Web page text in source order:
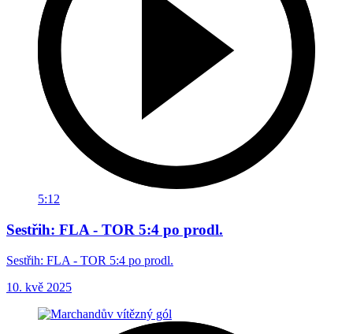
5:12
Sestřih: FLA - TOR 5:4 po prodl.
Sestřih: FLA - TOR 5:4 po prodl.
10. kvě 2025